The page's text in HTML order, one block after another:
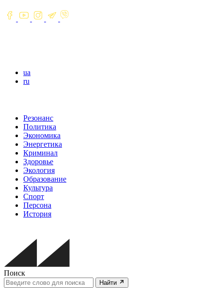
ua
ru
Резонанс
Политика
Экономика
Энергетика
Криминал
Здоровье
Экология
Образование
Культура
Спорт
Персона
История
Поиск
Найти